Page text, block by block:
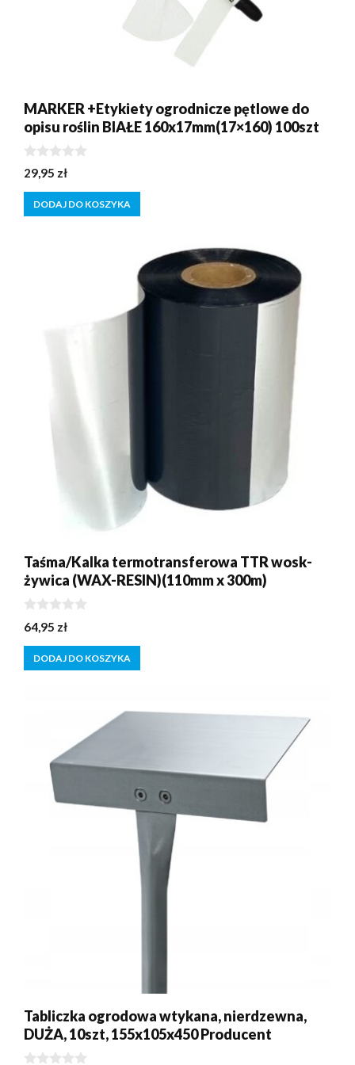
MARKER +Etykiety ogrodnicze pętlowe do
opisu roślin BIAŁE 160x17mm(17×160) 100szt
0
z
5
29,95 zł
DODAJ DO KOSZYKA
Taśma/Kalka termotransferowa TTR wosk-
żywica (WAX-RESIN)(110mm x 300m)
0
z
5
64,95 zł
DODAJ DO KOSZYKA
Tabliczka ogrodowa wtykana, nierdzewna,
DUŻA, 10szt, 155x105x450 Producent